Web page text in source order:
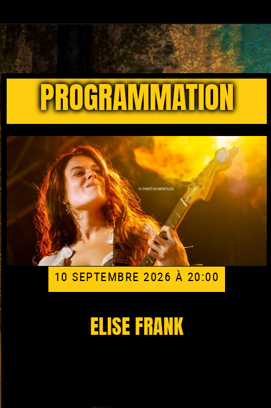
PROGRAMMATION
10 SEPTEMBRE 2026 À 20:00
ELISE FRANK